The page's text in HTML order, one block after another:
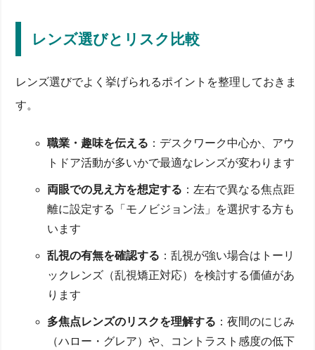
レンズ選びとリスク比較
レンズ選びでよく挙げられるポイントを整理しておきま
す。
職業・趣味を伝える ：デスクワーク中心か、アウ
トドア活動が多いかで最適なレンズが変わります
両眼での見え方を想定する ：左右で異なる焦点距
離に設定する「モノビジョン法」を選択する方も
います
乱視の有無を確認する ：乱視が強い場合はトーリ
ックレンズ（乱視矯正対応）を検討する価値があ
ります
多焦点レンズのリスクを理解する ：夜間のにじみ
（ハロー・グレア）や、コントラスト感度の低下